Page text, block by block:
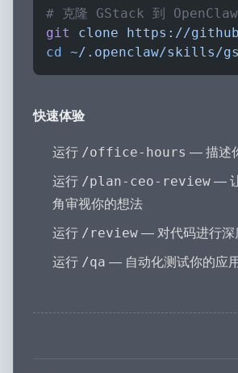
# 克隆 GStack 到 OpenClaw
git
clone https://
cd ~/.openclaw/skills/
快速体验
运行 /office-hours — 描述
运行 /plan-ceo-review —
角审视你的想法
运行 /review — 对代码进行深
运行 /qa — 自动化测试你的应用